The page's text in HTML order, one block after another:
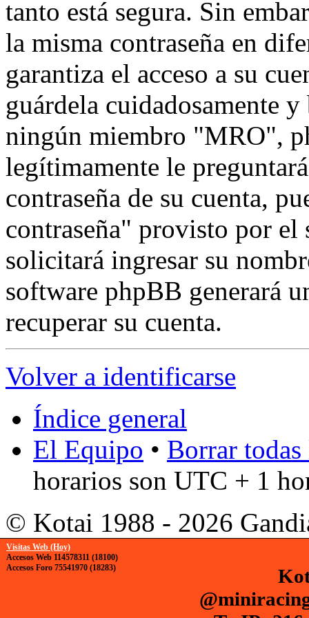
tanto está segura. Sin
la misma contraseña en
garantiza el acceso a su
guárdela cuidadosamente
ningún miembro "MRO",
legítimamente le
contraseña de su cuenta,
contraseña" provisto por
solicitará ingresar su
software phpBB generará
recuperar su cuenta.
Volver a identificarse
Índice general
El Equipo • Borrar
horarios son UTC + 1
© Kotai 1988 - 2026
Visitas Web (Hoy)
Accesos Web 114578311 (18100)
Accesos Foro 75541970 (18283)